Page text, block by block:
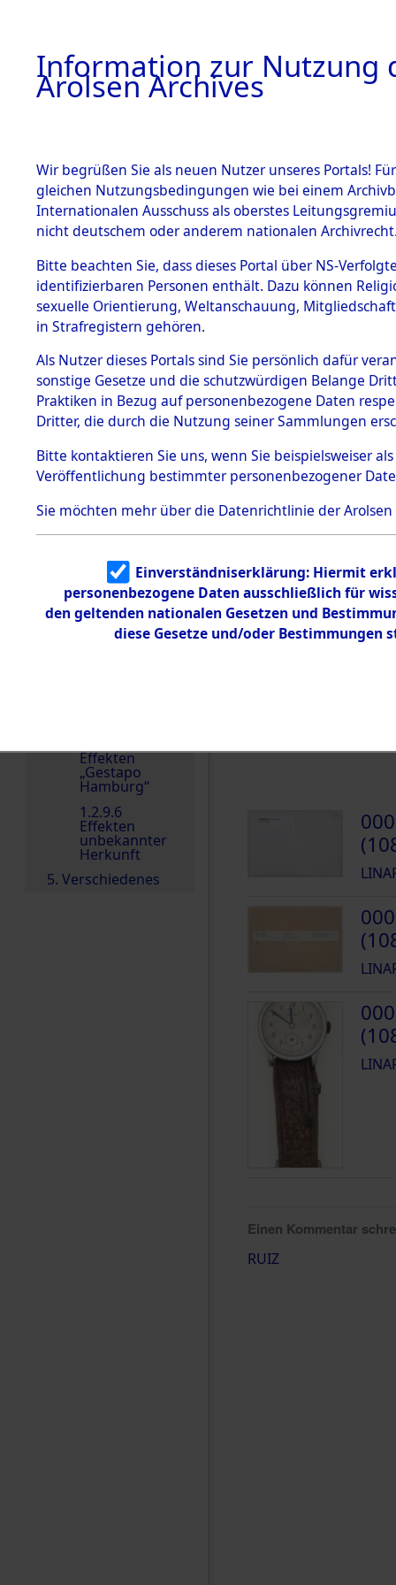
BESTÄNDE
1.
Inhaftierungsdoku
mente
1.2.9 Beim ITS
verwahrte
1.2.9.1
Effekten aus
dem KZ
Dachau
Effekten aus
dem KZ
Dachau,
Landesentsch
ädigungsamt
Effekten aus
dem KZ
Neuengamm
e
Dokument
Effekten
„Gestapo
Hamburg“
1.2.9.6
Effekten
unbekannter
Herkunft
5. Verschiedenes
3Akten
LINARES,
Land
Spanien
Effekte/n
Documental de la
Salamanca/Spanien.
Erschließung durch
ermittelt.
Namensvarianten
JINEZ ; GINES ; RUIZ
Einen Kommentar
RUIZ
Information zur Nutzung
Arolsen Archives
Wir begrüßen Sie als neuen Nutzer unseres Portals!
gleichen Nutzungsbedingungen wie bei einem
Internationalen Ausschuss als oberstes
nicht deutschem oder anderem nationalen
Bitte beachten Sie, dass dieses Portal über NS-
identifizierbaren Personen enthält. Dazu können
sexuelle Orientierung, Weltanschauung,
in Strafregistern gehören.
Als Nutzer dieses Portals sind Sie persönlich dafür
sonstige Gesetze und die schutzwürdigen Belange
Praktiken in Bezug auf personenbezogene Daten
Dritter, die durch die Nutzung seiner Sammlungen
Bitte kontaktieren Sie uns, wenn Sie beispielsweiser
Veröffentlichung bestimmter personenbezogener
Sie möchten mehr über die Datenrichtlinie der Arolsen
Einverständniserklärung: Hiermit
personenbezogene Daten ausschließlich für
den geltenden nationalen Gesetzen und
diese Gesetze und/oder Bestimmungen